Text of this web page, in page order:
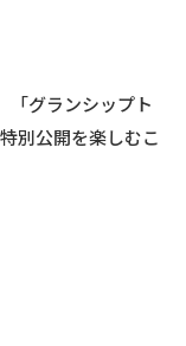
「グランシップト
別公開を楽しむこ